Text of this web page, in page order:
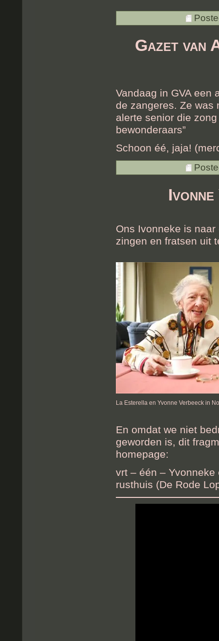
Gazet van
Vandaag in GVA een
de zangeres. Ze was
alerte senior die
bewonderaars”
Schoon éé, jaja!
Ons Ivonneke is
zingen en fratsen uit
La Esterella en Yvonne Verbeeck in
En omdat we niet
geworden is, dit
homepage:
vrt – één –
rusthuis (De Rode